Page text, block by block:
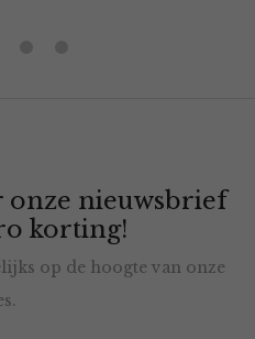
onze nieuwsbrief
korting!
op de hoogte van onze